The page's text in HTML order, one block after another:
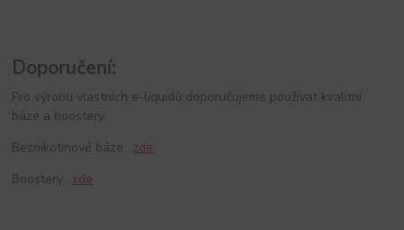
Doporučení:
Pro výrobu vlastních e-liquidů doporučujeme používat kvalitní
báze a boostery.
Beznikotinové báze ..zde
Boostery ..zde